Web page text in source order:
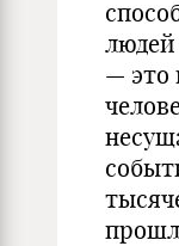
людей
— это